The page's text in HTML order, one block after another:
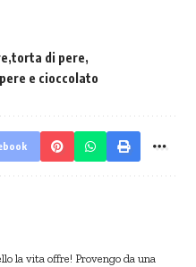
torta di pere
e cioccolato
la vita offre! Provengo da una